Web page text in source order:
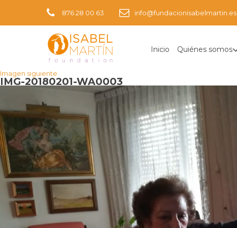
876 28 00 63 info@fundacionisabelmartin.es
Inicio Quiénes somos
Imagen siguiente
IMG-20180201-WA0003